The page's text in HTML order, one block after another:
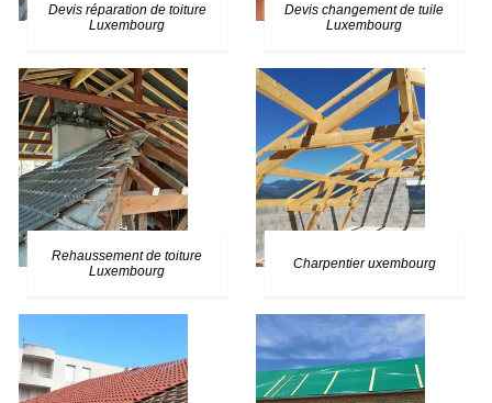
Devis réparation de toiture
Luxembourg
Devis changement de tuile
Luxembourg
Rehaussement de toiture
Luxembourg
Charpentier uxembourg